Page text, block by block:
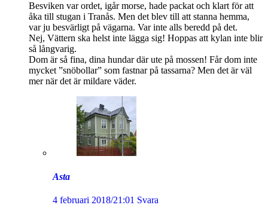
Besviken var ordet, igår morse, hade packat och klart för att
åka till stugan i Tranås. Men det blev till att stanna hemma,
var ju besvärligt på vägarna. Var inte alls beredd på det.
Nej, Vättern ska helst inte lägga sig! Hoppas att kylan inte blir
så långvarig.
Dom är så fina, dina hundar där ute på mossen! Får dom inte
mycket ”snöbollar” som fastnar på tassarna? Men det är väl
mer när det är mildare väder.
Asta
4 februari 2018/21:01 Svara